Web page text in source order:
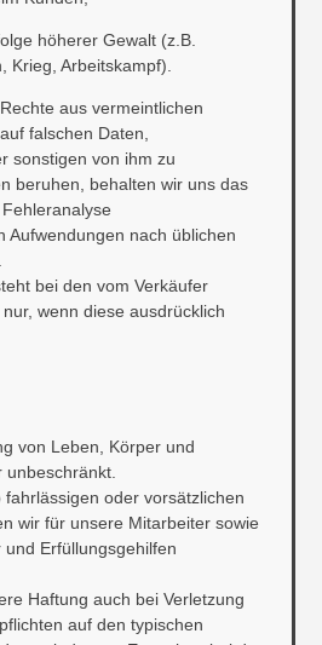
höherer Gewalt (z.B.
Krieg, Arbeitskampf).
aus vermeintlichen
falschen Daten,
sonstigen von ihm zu
beruhen, behalten wir uns das
Aufwendungen nach üblichen
bei den vom Verkäufer
wenn diese ausdrücklich
von Leben, Körper und
oder vorsätzlichen
wir für unsere Mitarbeiter sowie
Erfüllungsgehilfen
Haftung auch bei Verletzung
auf den typischen